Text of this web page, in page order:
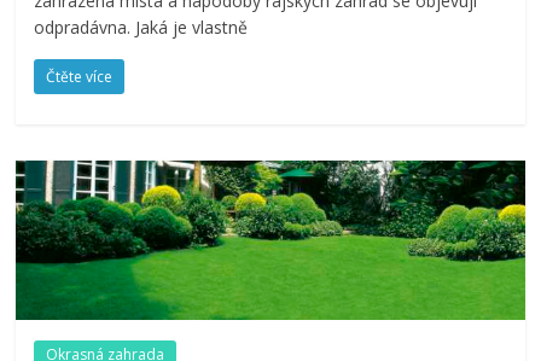
odpradávna. Jaká je vlastně
Čtěte více
Okrasná zahrada